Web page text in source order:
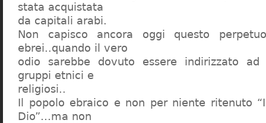
stata acquistata
da capitali arabi.
Non capisco ancora oggi questo
ebrei..quando il vero
odio sarebbe dovuto essere indirizzato
gruppi etnici e
religiosi..
Il popolo ebraico e non per niente ritenuto
Dio”…ma non